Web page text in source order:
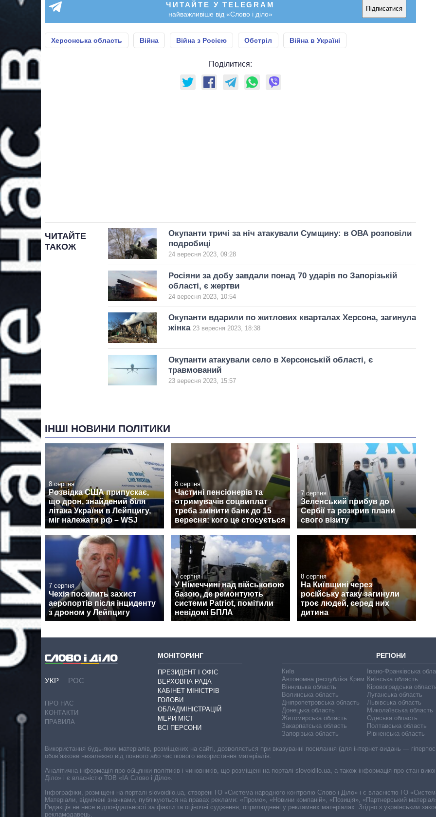
ЧИТАЙТЕ У TELEGRAM
найважливіше від «Слово і діло»
Підписатися
Херсонська область Війна Війна з Росією Обстріл Війна в Україні
Поділитися:
ЧИТАЙТЕ
ТАКОЖ
Окупанти тричі за ніч атакували Сумщину: в ОВА розповіли
подробиці
24 вересня 2023, 09:28
Росіяни за добу завдали понад 70 ударів по Запорізькій
області, є жертви
24 вересня 2023, 10:54
Окупанти вдарили по житлових кварталах Херсона, загинула
жінка 23 вересня 2023, 18:38
Окупанти атакували село в Херсонській області, є
травмований
23 вересня 2023, 15:57
ІНШІ НОВИНИ ПОЛІТИКИ
8 серпня
Розвідка США припускає,
що дрон, знайдений біля
літака України в Лейпцигу,
міг належати рф – WSJ
8 серпня
Частині пенсіонерів та
отримувачів соцвиплат
треба змінити банк до 15
вересня: кого це стосується
7 серпня
Зеленський прибув до
Сербії та розкрив плани
свого візиту
7 серпня
Чехія посилить захист
аеропортів після інциденту
з дроном у Лейпцигу
7 серпня
У Німеччині над військовою
базою, де ремонтують
системи Patriot, помітили
невідомі БПЛА
8 серпня
На Київщині через
російську атаку загинули
троє людей, серед них
дитина
УКР РОС
ПРО НАС
КОНТАКТИ
ПРАВИЛА
МОНІТОРИНГ
ПРЕЗИДЕНТ І ОФІС
ВЕРХОВНА РАДА
КАБІНЕТ МІНІСТРІВ
ГОЛОВИ
ОБЛАДМІНІСТРАЦІЙ
МЕРИ МІСТ
ВСІ ПЕРСОНИ
РЕГІОНИ
Київ
Автономна республіка Крим
Вінницька область
Волинська область
Дніпропетровська область
Донецька область
Житомирська область
Закарпатська область
Запорізька область
Івано-Франківська
Київська область
Кіровоградська
Луганська область
Львівська область
Миколаївська область
Одеська область
Полтавська область
Рівненська область
Використання будь-яких матеріалів, розміщених на сайті, дозволяється при вказуванні посилання (для інтернет-видань —
обов’язкове незалежно від повного або часткового використання матеріалів.
Аналітична інформація про обіцянки політиків і чиновників, що розміщені на порталі slovoidilo.ua, а також інформація про стан
Діло» і є власністю ТОВ «ІА Слово і Діло».
Інфографіки, розміщені на порталі slovoidilo.ua, створені ГО «Система народного контролю Слово і Діло» і є власністю ГО
Матеріали, відмічені значками, публікуються на правах реклами: «Промо», «Новини компаній», «Позиція», «Партнерський
Редакція не несе відповідальності за факти та оціночні судження, оприлюднені у рекламних матеріалах. Згідно з українським
рекламодавець.